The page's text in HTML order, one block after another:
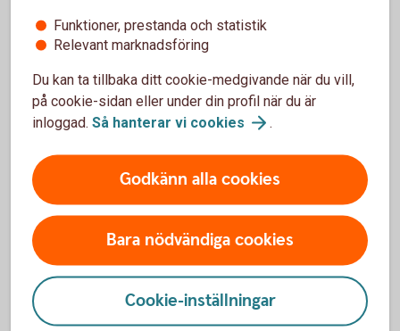
Vilka beloppsgränser gäller för betalningar via
Hur höjer jag beloppsgränsen för överföringar?
Hur gör jag när en anhörig går bort?
Hur gör jag en utlandsbetalning?
Kontakta oss
Funktioner, prestanda och statistik
Relevant marknadsföring
Du kan ta tillbaka ditt cookie-medgivande när du vill,
på cookie-sidan eller under din profil när du är
inloggad. Så hanterar vi cookies .
Godkänn alla cookies
Bara nödvändiga cookies
Cookie-inställningar